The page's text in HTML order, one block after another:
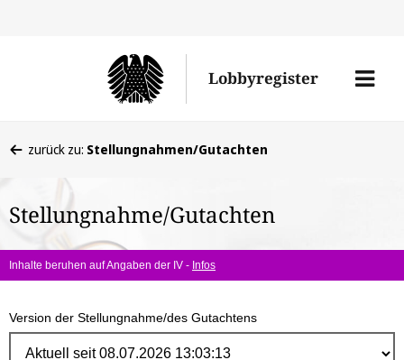
Lobbyregister
Menü
befinden
hier:
zurück zu: Stellungnahmen/Gutachten
Stellungnahme/Gutachten
Inhalte beruhen auf Angaben der IV - Infos
Version der Stellungnahme/des Gutachtens